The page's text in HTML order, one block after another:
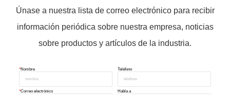
Únase a nuestra lista de correo electrónico para recibir
información periódica sobre nuestra empresa, noticias
sobre productos y artículos de la industria.
*Nombre Teléfono
*Correo electrónico Habla a